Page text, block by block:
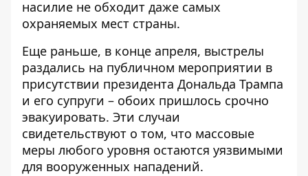
насилие не обходит даже самых
охраняемых мест страны.
Еще раньше, в конце апреля, выстрелы
раздались на публичном мероприятии в
присутствии президента Дональда Трампа
и его супруги – обоих пришлось срочно
эвакуировать. Эти случаи
свидетельствуют о том, что массовые
меры любого уровня остаются уязвимыми
для вооруженных нападений.